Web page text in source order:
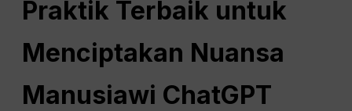
Praktik Terbaik untuk
Menciptakan Nuansa
Manusiawi ChatGPT